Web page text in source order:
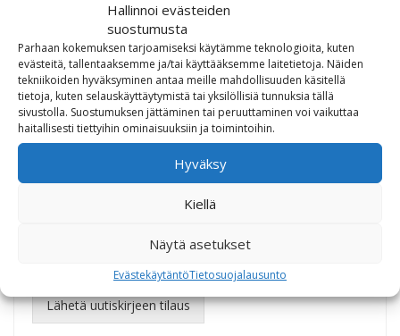
Hallinnoi evästeiden
suostumusta
Parhaan kokemuksen tarjoamiseksi käytämme teknologioita, kuten
evästeitä, tallentaaksemme ja/tai käyttääksemme laitetietoja. Näiden
tekniikoiden hyväksyminen antaa meille mahdollisuuden käsitellä
tietoja, kuten selauskäyttäytymistä tai yksilöllisiä tunnuksia tällä
sivustolla. Suostumuksen jättäminen tai peruuttaminen voi vaikuttaa
haitallisesti tiettyihin ominaisuuksiin ja toimintoihin.
Hyväksy
Kiellä
Näytä asetukset
EvästekäytäntöTietosuojalausunto
TILAA UUTISKIRJEEMME
Etu- ja sukunimesi*
Lähetä uutiskirjeen tilaus